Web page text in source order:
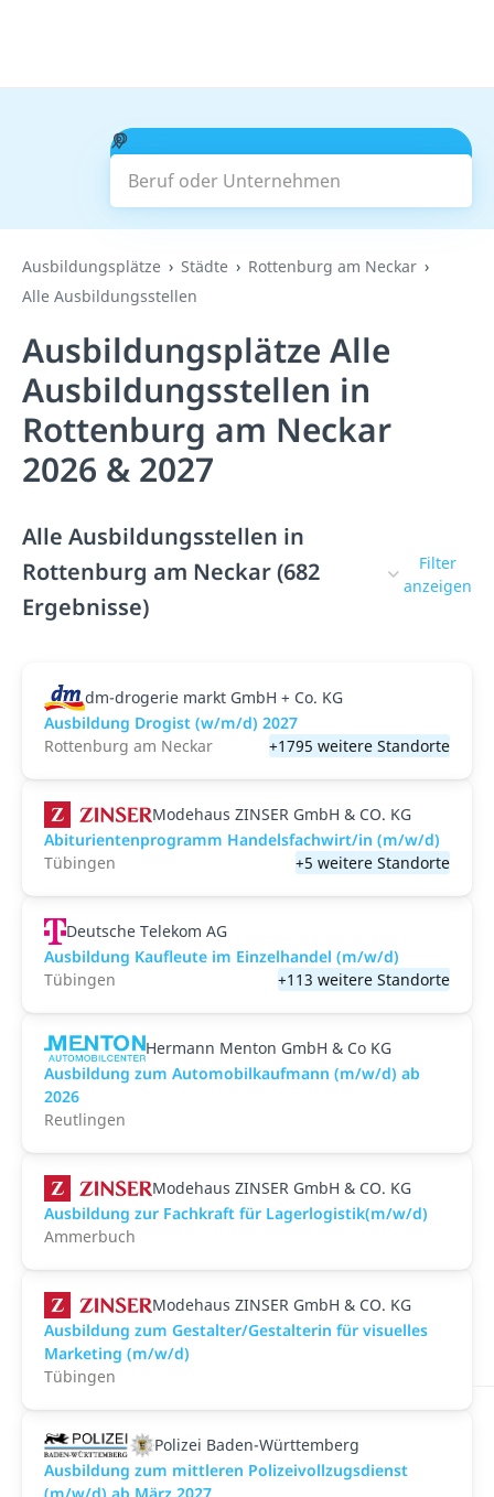
Beruf oder Unternehmen
Suchen
Ausbildungsplätze Städte
Rottenburg am Neckar
Alle Ausbildungsstellen
Ausbildungsplätze Alle
Ausbildungsstellen in
Rottenburg am Neckar
2026 & 2027
Alle Ausbildungsstellen in
Rottenburg am Neckar (682
Ergebnisse)
Filter
anzeigen
dm-drogerie markt GmbH + Co. KG
Ausbildung Drogist (w/m/d) 2027
Rottenburg am Neckar
+1795 weitere Standorte
Modehaus ZINSER GmbH & CO. KG
Abiturientenprogramm Handelsfachwirt/in (m/w/d)
Tübingen
+5 weitere Standorte
Deutsche Telekom AG
Ausbildung Kaufleute im Einzelhandel (m/w/d)
Tübingen
+113 weitere Standorte
Hermann Menton GmbH & Co KG
Ausbildung zum Automobilkaufmann (m/w/d) ab
2026
Reutlingen
Modehaus ZINSER GmbH & CO. KG
Ausbildung zur Fachkraft für Lagerlogistik(m/w/d)
Ammerbuch
Modehaus ZINSER GmbH & CO. KG
Ausbildung zum Gestalter/Gestalterin für visuelles
Marketing (m/w/d)
Tübingen
Polizei Baden-Württemberg
Ausbildung zum mittleren Polizeivollzugsdienst